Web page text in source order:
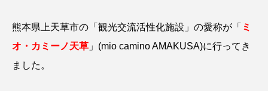
熊本県上天草市の「観光交流活性化施設」の愛称が「 ミ
オ・カミーノ天草 」(mio camino AMAKUSA)に行ってき
ました。